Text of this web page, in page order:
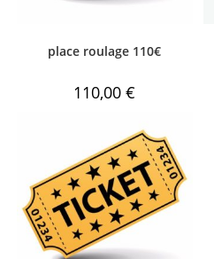
place roulage 110€
110,00€